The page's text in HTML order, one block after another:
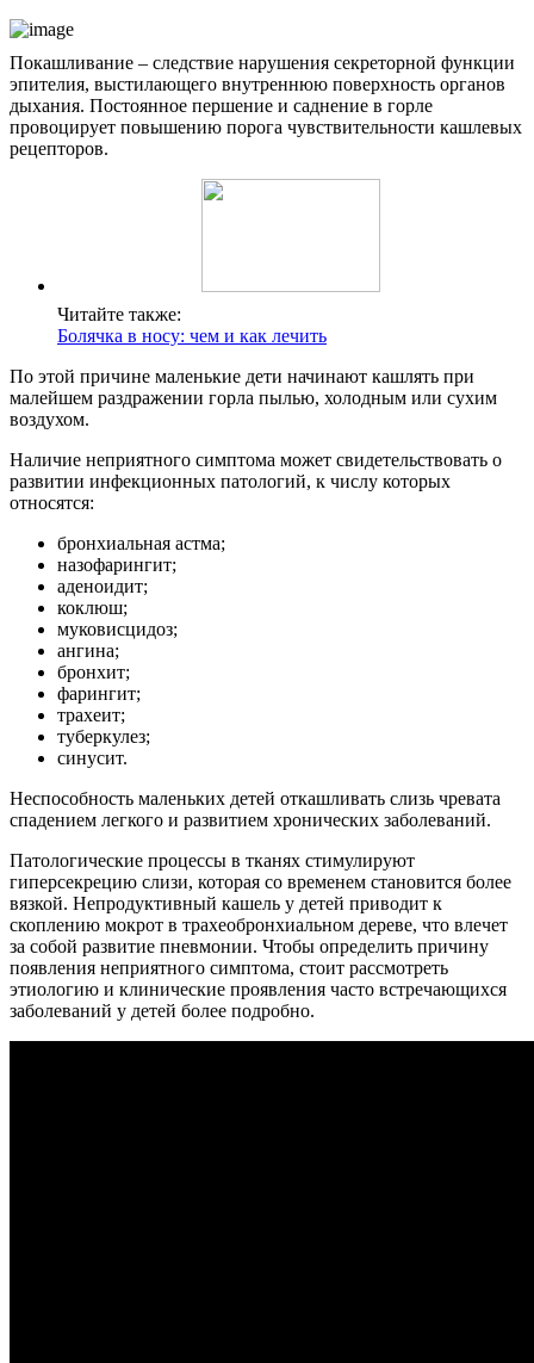
Покашливание – следствие нарушения секреторной функции
эпителия, выстилающего внутреннюю поверхность органов
дыхания. Постоянное першение и саднение в горле
провоцирует повышению порога чувствительности кашлевых
рецепторов.
Читайте также:
Болячка в носу: чем и как лечить
По этой причине маленькие дети начинают кашлять при
малейшем раздражении горла пылью, холодным или сухим
воздухом.
Наличие неприятного симптома может свидетельствовать о
развитии инфекционных патологий, к числу которых
относятся:
бронхиальная астма;
назофарингит;
аденоидит;
коклюш;
муковисцидоз;
ангина;
бронхит;
фарингит;
трахеит;
туберкулез;
синусит.
Неспособность маленьких детей откашливать слизь чревата
спадением легкого и развитием хронических заболеваний.
Патологические процессы в тканях стимулируют
гиперсекрецию слизи, которая со временем становится более
вязкой. Непродуктивный кашель у детей приводит к
скоплению мокрот в трахеобронхиальном дереве, что влечет
за собой развитие пневмонии. Чтобы определить причину
появления неприятного симптома, стоит рассмотреть
этиологию и клинические проявления часто встречающихся
заболеваний у детей более подробно.